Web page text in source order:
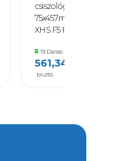
csiszológépre
75x457mm 60 LS 309
XH S F5 F005456
19 Darab
561,34 Ft
bruttó